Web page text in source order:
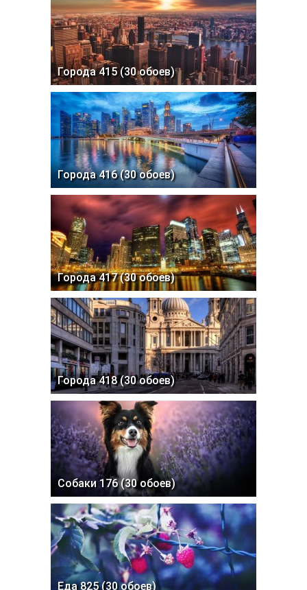
Города 415 (30 обоев)
Города 416 (30 обоев)
Города 417 (30 обоев)
Города 418 (30 обоев)
Собаки 176 (30 обоев)
Еда 825 (30 обоев)